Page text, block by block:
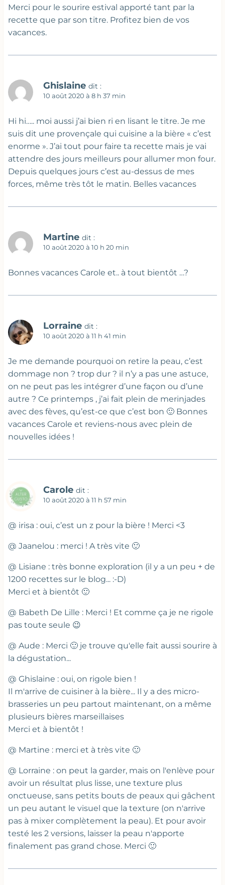
Merci pour le sourire estival apporté tant par la
recette que par son titre. Profitez bien de vos
vacances.
Ghislaine dit :
10 août 2020 à 8 h 37 min
Hi hi….. moi aussi j’ai bien ri en lisant le titre. Je me
suis dit une provençale qui cuisine a la bière « c’est
enorme ». J’ai tout pour faire ta recette mais je vai
attendre des jours meilleurs pour allumer mon four.
Depuis quelques jours c’est au-dessus de mes
forces, même très tôt le matin. Belles vacances
Martine dit :
10 août 2020 à 10 h 20 min
Bonnes vacances Carole et.. à tout bientôt …?
Lorraine dit :
10 août 2020 à 11 h 41 min
Je me demande pourquoi on retire la peau, c’est
dommage non ? trop dur ? il n’y a pas une astuce,
on ne peut pas les intégrer d’une façon ou d’une
autre ? Ce printemps , j’ai fait plein de merinjades
avec des fèves, qu’est-ce que c’est bon 🙂 Bonnes
vacances Carole et reviens-nous avec plein de
nouvelles idées !
Carole dit :
10 août 2020 à 11 h 57 min
@ irisa : oui, c’est un z pour la bière ! Merci <3
@ Jaanelou : merci ! A très vite 🙂
@ Lisiane : très bonne exploration (il y a un peu + de
1200 recettes sur le blog... :-D)
Merci et à bientôt 🙂
@ Babeth De Lille : Merci ! Et comme ça je ne rigole
pas toute seule 😉
@ Aude : Merci 🙂 je trouve qu'elle fait aussi sourire à
la dégustation...
@ Ghislaine : oui, on rigole bien !
Il m'arrive de cuisiner à la bière... Il y a des micro-
brasseries un peu partout maintenant, on a même
plusieurs bières marseillaises
Merci et à bientôt !
@ Martine : merci et à très vite 🙂
@ Lorraine : on peut la garder, mais on l'enlève pour
avoir un résultat plus lisse, une texture plus
onctueuse, sans petits bouts de peaux qui gâchent
un peu autant le visuel que la texture (on n'arrive
pas à mixer complètement la peau). Et pour avoir
testé les 2 versions, laisser la peau n'apporte
finalement pas grand chose. Merci 🙂